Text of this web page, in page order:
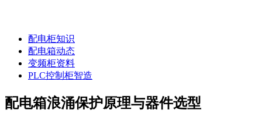
配电柜知识
配电箱动态
变频柜资料
PLC控制柜智造
配电箱浪涌保护原理与器件选型